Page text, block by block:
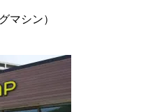
マシン）